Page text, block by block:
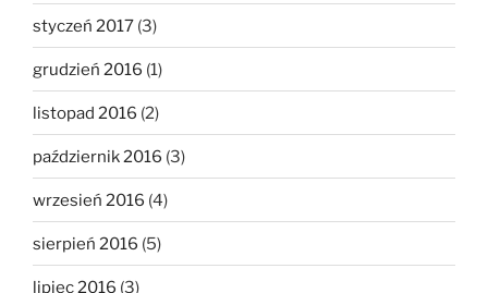
styczeń 2017 (3)
grudzień 2016 (1)
listopad 2016 (2)
październik 2016 (3)
wrzesień 2016 (4)
sierpień 2016 (5)
lipiec 2016 (3)